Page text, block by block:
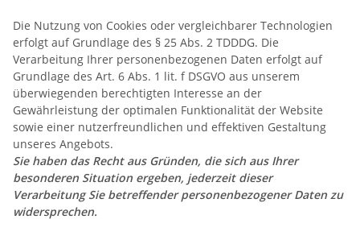
Die Nutzung von Cookies oder vergleichbarer Technologien
erfolgt auf Grundlage des § 25 Abs. 2 TDDDG. Die
Verarbeitung Ihrer personenbezogenen Daten erfolgt auf
Grundlage des Art. 6 Abs. 1 lit. f DSGVO aus unserem
überwiegenden berechtigten Interesse an der
Gewährleistung der optimalen Funktionalität der Website
sowie einer nutzerfreundlichen und effektiven Gestaltung
unseres Angebots.
Sie haben das Recht aus Gründen, die sich aus Ihrer
besonderen Situation ergeben, jederzeit dieser
Verarbeitung Sie betreffender personenbezogener Daten zu
widersprechen.